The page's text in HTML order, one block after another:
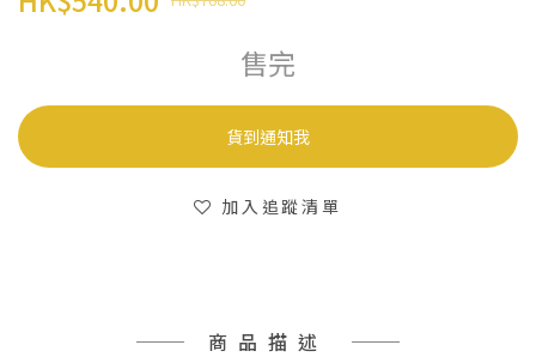
售完
貨到通知我
加入追蹤清單
商品描述